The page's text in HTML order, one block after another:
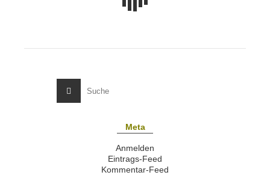
Meta
Anmelden
Eintrags-Feed
Kommentar-Feed